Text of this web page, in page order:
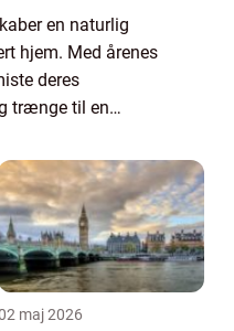
en naturlig
hjem. Med årenes
deres
trænge til en
gulvafslibning
maj 2026